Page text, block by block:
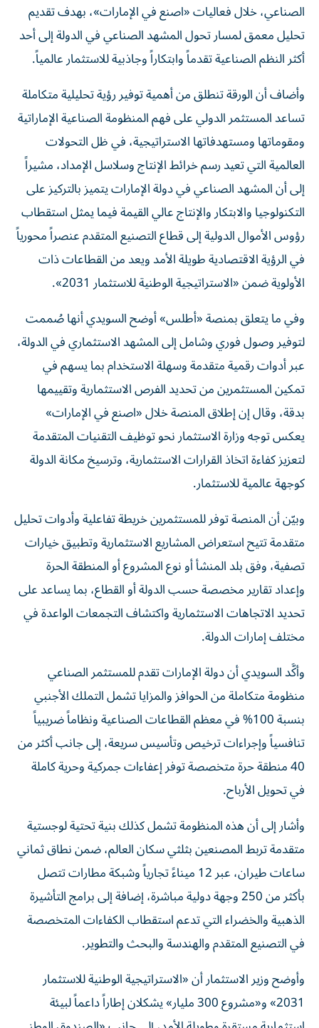
الصناعي، خلال فعاليات «اصنع في الإمارات»، بهدف تقديم
تحليل معمق لمسار تحول المشهد الصناعي في الدولة إلى أحد
أكثر النظم الصناعية تقدماً وابتكاراً وجاذبية للاستثمار عالمياً.
وأضاف أن الورقة تنطلق من أهمية توفير رؤية تحليلية متكاملة
تساعد المستثمر الدولي على فهم المنظومة الصناعية الإماراتية
ومقوماتها ومستهدفاتها الاستراتيجية، في ظل التحولات
العالمية التي تعيد رسم خرائط الإنتاج وسلاسل الإمداد، مشيراً
إلى أن المشهد الصناعي في دولة الإمارات يتميز بالتركيز على
التكنولوجيا والابتكار والإنتاج عالي القيمة فيما يمثل استقطاب
رؤوس الأموال الدولية إلى قطاع التصنيع المتقدم عنصراً محورياً
في الرؤية الاقتصادية طويلة الأمد ويعد من القطاعات ذات
الأولوية ضمن «الاستراتيجية الوطنية للاستثمار 2031».
وفي ما يتعلق بمنصة «أطلس» أوضح السويدي أنها صُممت
لتوفير وصول فوري وشامل إلى المشهد الاستثماري في الدولة،
عبر أدوات رقمية متقدمة وسهلة الاستخدام بما يسهم في
تمكين المستثمرين من تحديد الفرص الاستثمارية وتقييمها
بدقة، وقال إن إطلاق المنصة خلال «اصنع في الإمارات»
يعكس توجه وزارة الاستثمار نحو توظيف التقنيات المتقدمة
لتعزيز كفاءة اتخاذ القرارات الاستثمارية، وترسيخ مكانة الدولة
كوجهة عالمية للاستثمار.
وبيّن أن المنصة توفر للمستثمرين خريطة تفاعلية وأدوات تحليل
متقدمة تتيح استعراض المشاريع الاستثمارية وتطبيق خيارات
تصفية، وفق بلد المنشأ أو نوع المشروع أو المنطقة الحرة
وإعداد تقارير مخصصة حسب الدولة أو القطاع، بما يساعد على
تحديد الاتجاهات الاستثمارية واكتشاف التجمعات الواعدة في
مختلف إمارات الدولة.
وأكَّد السويدي أن دولة الإمارات تقدم للمستثمر الصناعي
منظومة متكاملة من الحوافز والمزايا تشمل التملك الأجنبي
بنسبة 100% في معظم القطاعات الصناعية ونظاماً ضريبياً
تنافسياً وإجراءات ترخيص وتأسيس سريعة، إلى جانب أكثر من
40 منطقة حرة متخصصة توفر إعفاءات جمركية وحرية كاملة
في تحويل الأرباح.
وأشار إلى أن هذه المنظومة تشمل كذلك بنية تحتية لوجستية
متقدمة تربط المصنعين بثلثي سكان العالم، ضمن نطاق ثماني
ساعات طيران، عبر 12 ميناءً تجارياً وشبكة مطارات تتصل
بأكثر من 250 وجهة دولية مباشرة، إضافة إلى برامج التأشيرة
الذهبية والخضراء التي تدعم استقطاب الكفاءات المتخصصة
في التصنيع المتقدم والهندسة والبحث والتطوير.
وأوضح وزير الاستثمار أن «الاستراتيجية الوطنية للاستثمار
2031» و«مشروع 300 مليار» يشكلان إطاراً داعماً لبيئة